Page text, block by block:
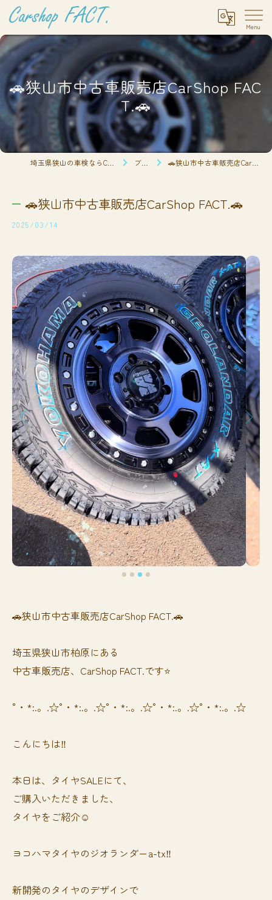
🚗狭山市中古車販売店CarShop FAC
T.🚗
ブログ 🚗狭山市中古車販売店CarShop FACT.🚗
🚗狭山市中古車販売店CarShop FACT.🚗
2025/03/14
🚗狭山市中古車販売店CarShop FACT.🚗
埼玉県狭山市柏原にある
中古車販売店、CarShop FACT.です⭐️
°・*:.。.☆°・*:.。.☆°・*:.。.☆°・*:.。.☆°・*:.。.☆
こんにちは‼️
本日は、タイヤSALEにて、
ご購入いただきました、
タイヤをご紹介☺️
ヨコハマタイヤのジオランダーa-tx‼️
新開発のタイヤのデザインで